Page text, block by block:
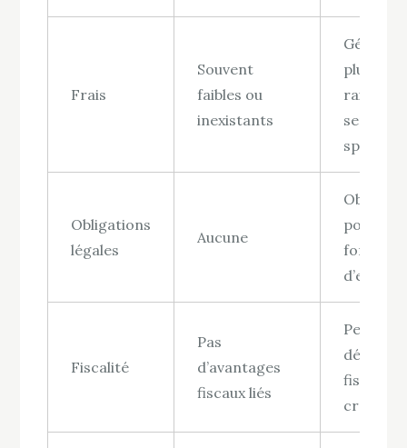
Frais
Souvent
faibles ou
inexistants
plus
raison
services
Obligations
légales
Aucune
pour
formes
Fiscalité
Pas
d’avantages
fiscaux liés
Permet
fiscales
crédits